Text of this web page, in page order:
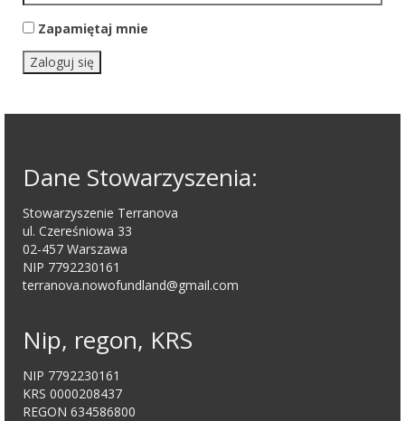
Zapamiętaj mnie
Zaloguj się
Dane Stowarzyszenia:
Stowarzyszenie Terranova
ul. Czereśniowa 33
02-457 Warszawa
NIP 7792230161
terranova.nowofundland@gmail.com
Nip, regon, KRS
NIP 7792230161
KRS 0000208437
REGON 634586800